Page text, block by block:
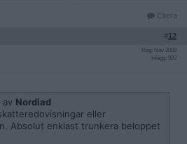
Citera
#12
Reg: Nov 2009
Inlägg: 822
av Nordiad
eller
Absolut enklast trunkera beloppet